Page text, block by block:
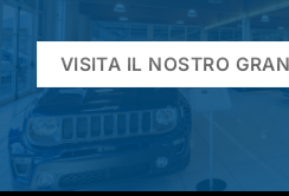
VISITA IL NOSTRO